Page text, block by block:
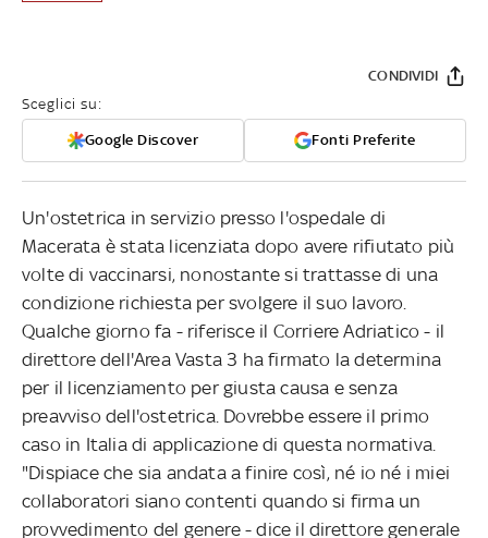
Sceglici su:
Google Discover Fonti Preferite
CONDIVIDI
Un'ostetrica in servizio presso l'ospedale di
Macerata è stata licenziata dopo avere rifiutato più
volte di vaccinarsi, nonostante si trattasse di una
condizione richiesta per svolgere il suo lavoro.
Qualche giorno fa - riferisce il Corriere Adriatico - il
direttore dell'Area Vasta 3 ha firmato la determina
per il licenziamento per giusta causa e senza
preavviso dell'ostetrica. Dovrebbe essere il primo
caso in Italia di applicazione di questa normativa.
"Dispiace che sia andata a finire così, né io né i miei
collaboratori siano contenti quando si firma un
provvedimento del genere - dice il direttore generale